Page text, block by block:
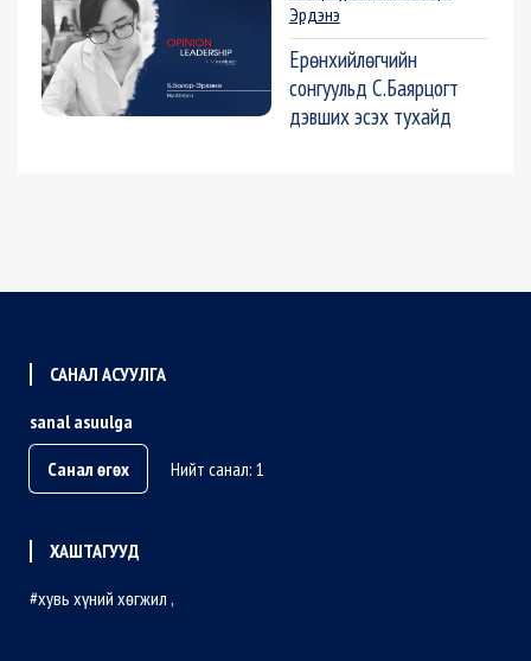
Эрдэнэ
Ерөнхийлөгчийн
сонгуульд С.Баярцогт
дэвших эсэх тухайд
САНАЛ АСУУЛГА
sanal asuulga
Санал өгөх
Нийт санал: 1
ХАШТАГУУД
хувь хүний хөгжил